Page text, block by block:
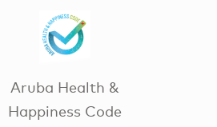
Aruba Health &
Happiness Code